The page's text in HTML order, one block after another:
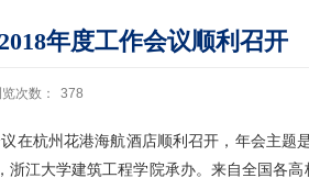
年度工作会议顺利召开
次数： 378
在杭州花港海航酒店顺利召开，年会主题
江大学建筑工程学院承办。来自全国各高